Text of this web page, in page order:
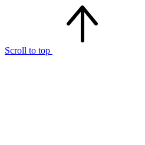
Scroll to top